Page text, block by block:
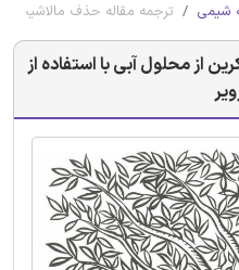
شیمی ترجمه مقاله حذف مالاشیت
از محلول آبی با استفاده از